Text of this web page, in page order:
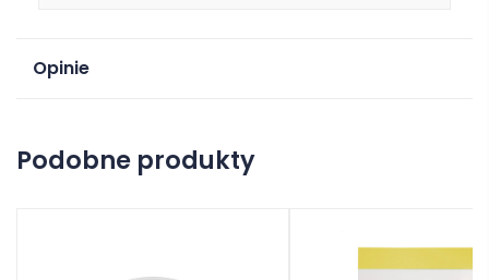
Opinie
Podobne produkty